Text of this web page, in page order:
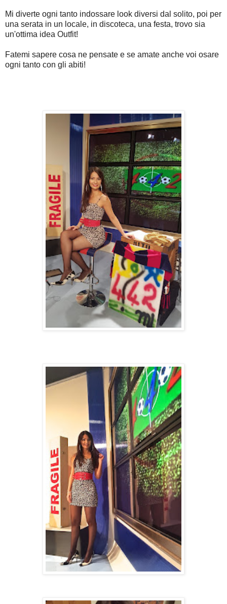
Mi diverte ogni tanto indossare look diversi dal solito, poi per
una serata in un locale, in discoteca, una festa, trovo sia
un'ottima idea Outfit!
Fatemi sapere cosa ne pensate e se amate anche voi osare
ogni tanto con gli abiti!